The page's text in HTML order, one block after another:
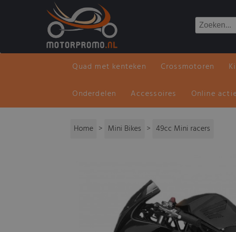
Quad met kenteken Crossmotoren
Onderdelen Accessoires Online
Home > Mini Bikes > 49cc Mini racers